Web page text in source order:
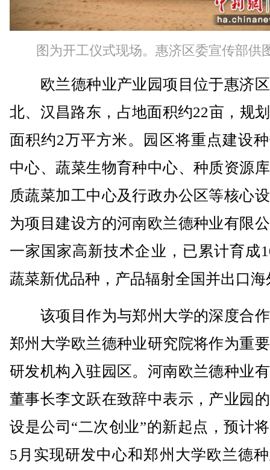
图为开工仪式现场。惠济区委宣传部供
欧兰德种业产业园项目位于惠济
北、汉昌路东，占地面积约22亩，规
面积约2万平方米。园区将重点建设
中心、蔬菜生物育种中心、种质资源
质蔬菜加工中心及行政办公区等核心
为项目建设方的河南欧兰德种业有限
一家国家高新技术企业，已累计育成
蔬菜新优品种，产品辐射全国并出口海
该项目作为与郑州大学的深度合
郑州大学欧兰德种业研究院将作为重
研发机构入驻园区。河南欧兰德种业
董事长李文跃在致辞中表示，产业园
设是公司“二次创业”的新起点，预计
5月实现研发中心和郑州大学欧兰德